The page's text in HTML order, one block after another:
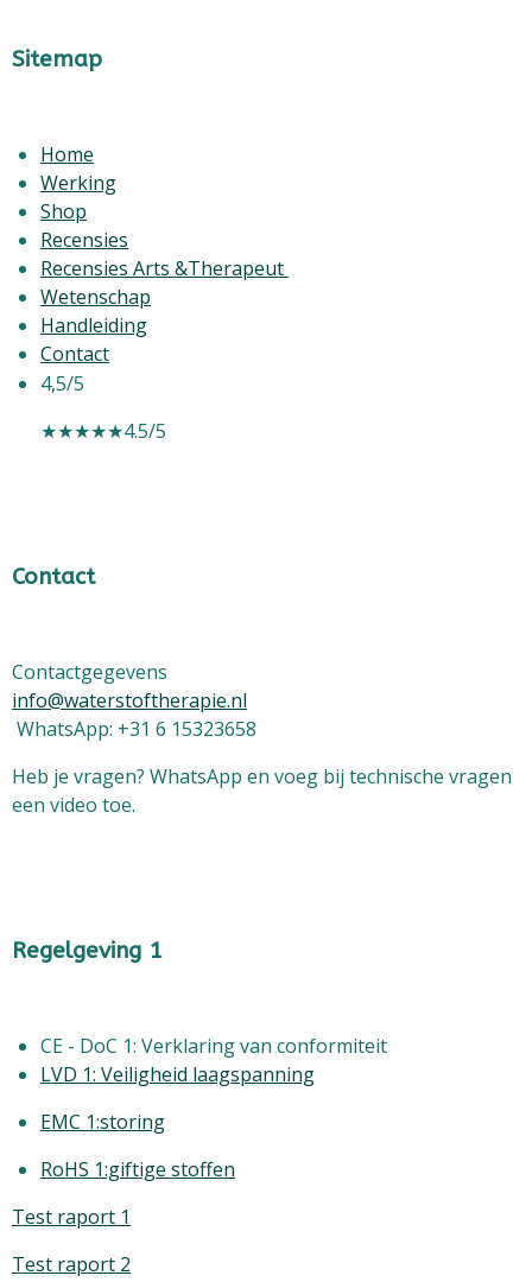
Sitemap
Home
Werking
Shop
Recensies
Recensies Arts &Therapeut
Wetenschap
Handleiding
Contact
4,5/5
★★★★★4.5/5
Contact
Contactgegevens
info@waterstoftherapie.nl
WhatsApp: +31 6 15323658
Heb je vragen? WhatsApp en voeg bij technische vragen
een video toe.
Regelgeving 1
CE - DoC 1: Verklaring van conformiteit
LVD 1: Veiligheid laagspanning
EMC 1:storing
RoHS 1:giftige stoffen
Test raport 1
Test raport 2